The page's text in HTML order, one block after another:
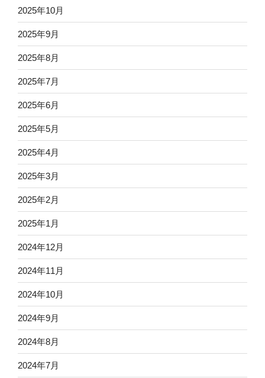
2025年10月
2025年9月
2025年8月
2025年7月
2025年6月
2025年5月
2025年4月
2025年3月
2025年2月
2025年1月
2024年12月
2024年11月
2024年10月
2024年9月
2024年8月
2024年7月